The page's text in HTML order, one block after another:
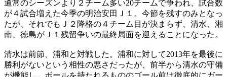
通常のシーズンより２チーム多い20チームで争われ、試合数
が４試合増えた今季の明治安田Ｊ１。今節を残すのみとなっ
たが、それでもＪ２降格の４チーム目が決まらず、清水、湘
南、徳島がＪ１残留争いの最終局面を迎えることになった。
清水は前節、浦和と対戦した。浦和に対して2013年を最後に
勝利がないという相性の悪さだったが、前半から清水の守備
が機能し、ボールを持たれるもののゴール前は徹底的にガー